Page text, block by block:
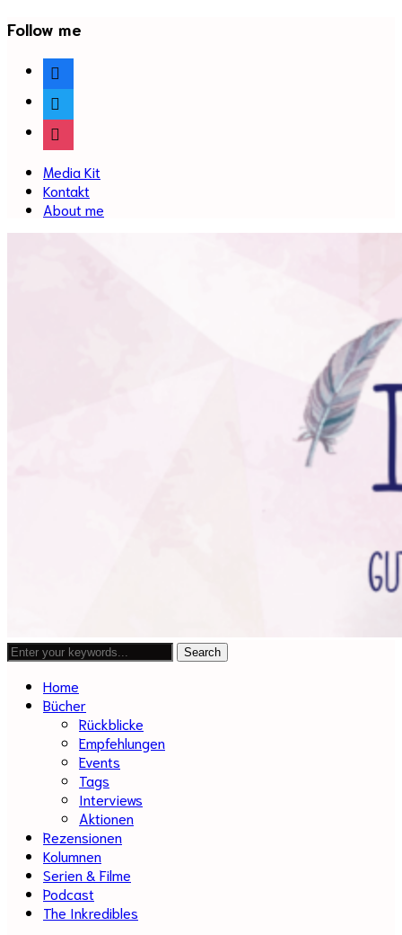
Follow me
facebook
twitter
instagram
Media Kit
Kontakt
About me
Home
Bücher
Rückblicke
Empfehlungen
Events
Tags
Interviews
Aktionen
Rezensionen
Kolumnen
Serien & Filme
Podcast
The Inkredibles